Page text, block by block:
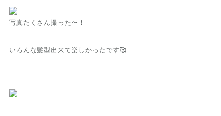
写真たくさん撮った〜！
いろんな髪型出来て楽しかったです🥰